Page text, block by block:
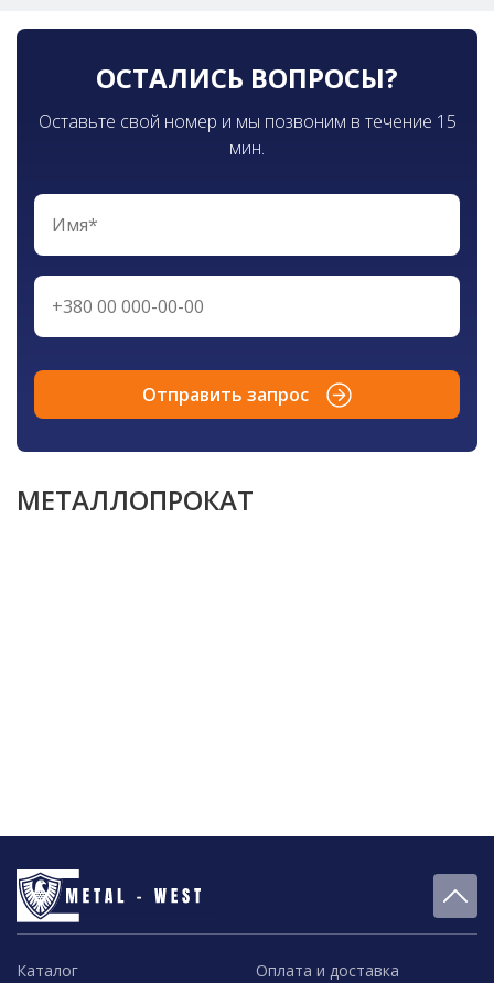
ОСТАЛИСЬ ВОПРОСЫ?
Оставьте свой номер и мы позвоним в течение 15
мин.
Отправить запрос
МЕТАЛЛОПРОКАТ
Каталог
Оплата и доставка